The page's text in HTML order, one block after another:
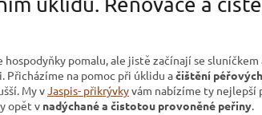
pomalu, ale jistě začínají se
Přicházíme na pomoc při úklidu ačištění
My vJaspis- přikrývkyvám nabízíme ty nejlepší
opět v nadýchané a čistotou provoněné peřiny.